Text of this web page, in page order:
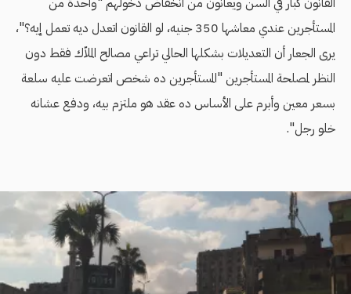
المستأجرين عندي معاشها 350 جنيه، لو القانون اتعدل ديه تعمل إيه؟"،
يرى الجعار أن التعديلات بشكلها الحالي تراعي مصالح الملاّك فقط دون
النظر لمصلحة المستأجرين "المستأجرين ده شخص اتعرضت عليه سلعة
بسعر معين وأبرم على الأساس ده عقد هو ملتزم بيه، ودفع عشانه
خلو رجل".